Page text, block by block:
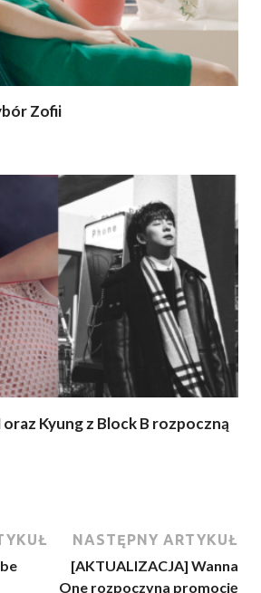
Zofii
oraz Kyung z Block B rozpoczną
NASTĘPNY ARTYKUŁ
[AKTUALIZACJA] Wanna
One rozpoczyna promocję